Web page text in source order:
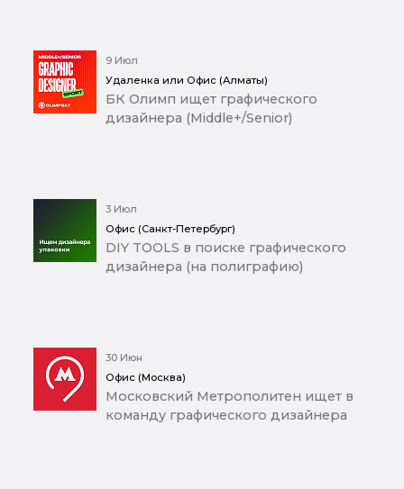
9 Июл
Удаленка или Офис (Алматы)
БК Олимп ищет графического
дизайнера (Middle+/Senior)
3 Июл
Офис (Санкт-Петербург)
DIY TOOLS в поиске графического
дизайнера (на полиграфию)
30 Июн
Офис (Москва)
Московский Метрополитен ищет в
команду графического дизайнера